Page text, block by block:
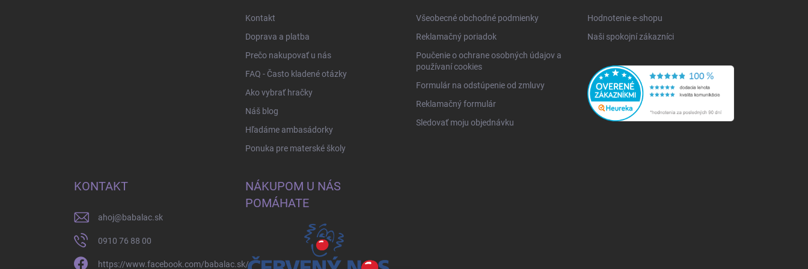
Kontakt
Doprava a platba
Prečo nakupovať u nás
FAQ - Často kladené otázky
Ako vybrať hračky
Náš blog
Hľadáme ambasádorky
Ponuka pre materské školy
Všeobecné obchodné podmienky
Reklamačný poriadok
Poučenie o ochrane osobných údajov a
používaní cookies
Formulár na odstúpenie od zmluvy
Reklamačný formulár
Sledovať moju objednávku
Hodnotenie e-shopu
Naši spokojní zákazníci
KONTAKT
ahoj@babalac.sk
0910 76 88 00
https://www.facebook.com/babalac.sk/
NÁKUPOM U NÁS
POMÁHATE